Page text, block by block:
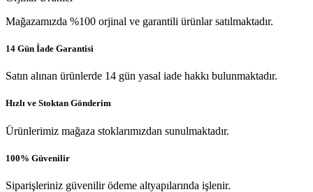
Mağazamızda %100 orjinal ve garantili ürünlar satılmaktadır.
14 Gün İade Garantisi
Satın alınan ürünlerde 14 gün yasal iade hakkı bulunmaktadır.
Hızlı ve Stoktan Gönderim
Ürünlerimiz mağaza stoklarımızdan sunulmaktadır.
100% Güvenilir
Siparişleriniz güvenilir ödeme altyapılarında işlenir.